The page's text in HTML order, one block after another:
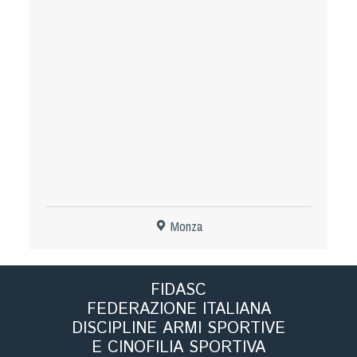
Monza
FIDASC
FEDERAZIONE ITALIANA
DISCIPLINE ARMI SPORTIVE
E CINOFILIA SPORTIVA
Cinofilia Sportiva
Agility
DiscDog
Dog Balance
Dog Trail